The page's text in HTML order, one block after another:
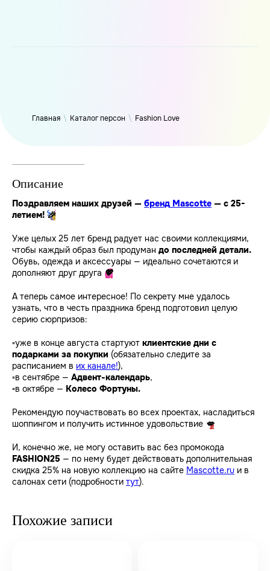
Главная \ Каталог персон \ Fashion Love
Описание
Поздравляем наших друзей — бренд Mascotte — с 25-
летием! 🎉
Уже целых 25 лет бренд радует нас своими коллекциями,
чтобы каждый образ был продуман до последней детали.
Обувь, одежда и аксессуары — идеально сочетаются и
дополняют друг друга 💖
А теперь самое интересное! По секрету мне удалось
узнать, что в честь праздника бренд подготовил целую
серию сюрпризов:
▫️уже в конце августа стартуют клиентские дни с
подарками за покупки (обязательно следите за
расписанием в их канале!),
▫️в сентябре — Адвент-календарь,
▫️в октябре — Колесо Фортуны.
Рекомендую поучаствовать во всех проектах, насладиться
шоппингом и получить истинное удовольствие 💋
И, конечно же, не могу оставить вас без промокода
FASHION25 — по нему будет действовать дополнительная
скидка 25% на новую коллекцию на сайте Mascotte.ru и в
салонах сети (подробности тут).
Похожие записи